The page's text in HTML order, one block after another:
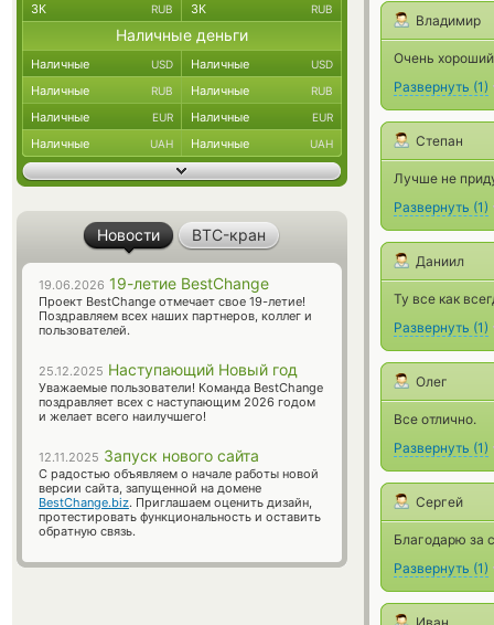
Владимир
Очень
Развернуть (1)
Степан
Лучше не
Развернуть (1)
Даниил
Ту все как
Развернуть (1)
Олег
Все отлично.
Развернуть (1)
Сергей
Благодарю за
Развернуть (1)
ЗК RUB ЗК RUB
Наличные деньги
Наличные USD Наличные USD
Наличные RUB Наличные RUB
Наличные EUR Наличные EUR
Наличные UAH Наличные UAH
Новости BTC-кран
19.06.2026 19-летие BestChange
Проект BestChange отмечает свое 19-летие!
Поздравляем всех наших партнеров, коллег и
пользователей.
25.12.2025 Наступающий Новый год
Уважаемые пользователи! Команда BestChange
поздравляет всех с наступающим 2026 годом
и желает всего наилучшего!
12.11.2025 Запуск нового сайта
С радостью объявляем о начале работы новой
версии сайта, запущенной на домене
BestChange.biz. Приглашаем оценить дизайн,
протестировать функциональность и оставить
обратную связь.